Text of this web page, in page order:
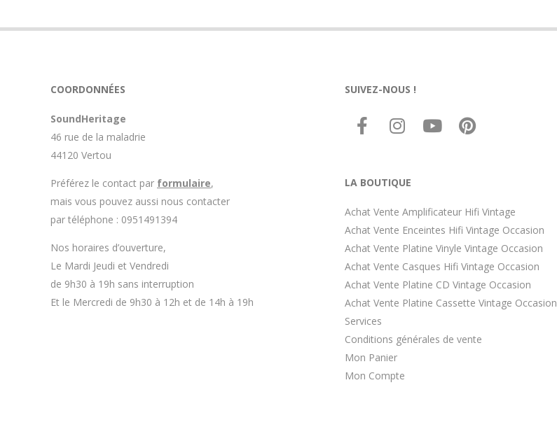
COORDONNÉES
SoundHeritage
46 rue de la maladrie
44120 Vertou
Préférez le contact par formulaire,
mais vous pouvez aussi nous contacter
par téléphone : 0951491394
Nos horaires d’ouverture,
Le Mardi Jeudi et Vendredi
de 9h30 à 19h sans interruption
Et le Mercredi de 9h30 à 12h et de 14h à 19h
SUIVEZ-NOUS !
LA BOUTIQUE
Achat Vente Amplificateur Hifi Vintage
Achat Vente Enceintes Hifi Vintage Occasion
Achat Vente Platine Vinyle Vintage Occasion
Achat Vente Casques Hifi Vintage Occasion
Achat Vente Platine CD Vintage Occasion
Achat Vente Platine Cassette Vintage Occasion
Services
Conditions générales de vente
Mon Panier
Mon Compte